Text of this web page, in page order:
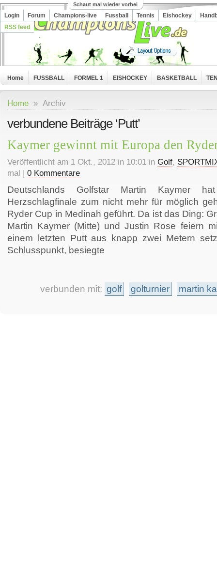
Schaut mal wieder vorbei
Login Forum Champions-live Fussball Tennis Eishockey
RSS feed
Home FUSSBALL FORMEL 1 EISHOCKEY BASKETBALL
Home » Archiv
verbundene Beiträge ‘Putt’
Kaymer gewinnt mit Europa den
Veröffentlicht am 1 Okt., 2012 in 10:01 in Golf,
mal | 0 Kommentare
Deutschlands Golfstar Martin Kaymer
Herzschlagfinale zum nicht mehr für möglich
Ryder Cup in Medinah geführt. Da ist das Ding:
Martin Kaymer (Mitte) und Justin Rose feiern
einem letzten Putt aus knapp zwei Metern
Schlusspunkt, besiegte
verbunden mit: golf golturnier martin